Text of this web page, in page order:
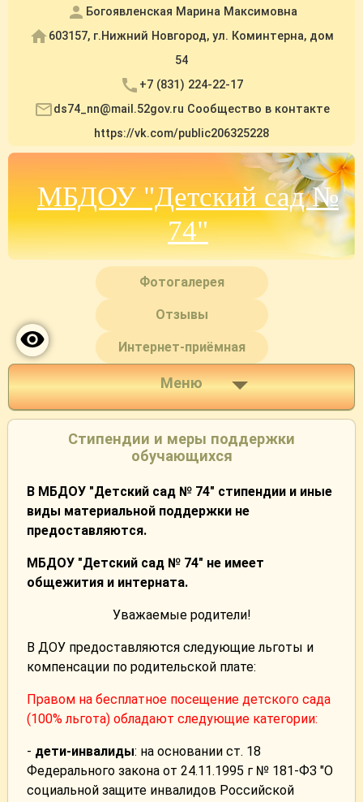
Богоявленская Марина Максимовна
603157, г.Нижний Новгород, ул. Коминтерна, дом
54
+7 (831) 224-22-17
ds74_nn@mail.52gov.ru Сообщество в контакте
https://vk.com/public206325228
МБДОУ "Детский сад №
74"
Фотогалерея
Отзывы
Интернет-приёмная
Меню
Стипендии и меры поддержки
обучающихся
В МБДОУ "Детский сад № 74" стипендии и иные
виды материальной поддержки не
предоставляются.
МБДОУ "Детский сад № 74" не имеет
общежития и интерната.
Уважаемые родители!
В ДОУ предоставляются следующие льготы и
компенсации по родительской плате:
Правом на бесплатное посещение детского сада
(100% льгота) обладают следующие категории:
- дети-инвалиды: на основании ст. 18
Федерального закона от 24.11.1995 г № 181-ФЗ "О
социальной защите инвалидов Российской